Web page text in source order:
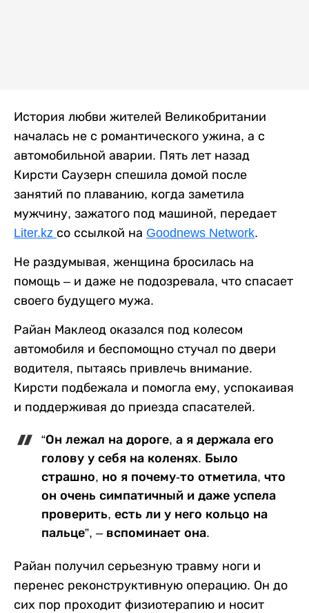
История любви жителей Великобритании
началась не с романтического ужина, а с
автомобильной аварии. Пять лет назад
Кирсти Саузерн спешила домой после
занятий по плаванию, когда заметила
мужчину, зажатого под машиной, передает
Liter.kz со ссылкой на Goodnews Network.
Не раздумывая, женщина бросилась на
помощь – и даже не подозревала, что спасает
своего будущего мужа.
Райан Маклеод оказался под колесом
автомобиля и беспомощно стучал по двери
водителя, пытаясь привлечь внимание.
Кирсти подбежала и помогла ему, успокаивая
и поддерживая до приезда спасателей.
“Он лежал на дороге, а я держала его
голову у себя на коленях. Было
страшно, но я почему-то отметила, что
он очень симпатичный и даже успела
проверить, есть ли у него кольцо на
пальце”, – вспоминает она.
Райан получил серьезную травму ноги и
перенес реконструктивную операцию. Он до
сих пор проходит физиотерапию и носит